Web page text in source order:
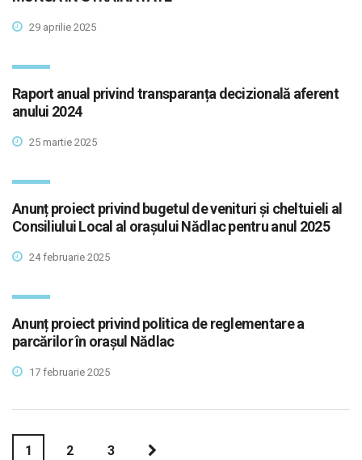
29 aprilie 2025
Raport anual privind transparanța decizională aferent
anului 2024
25 martie 2025
Anunț proiect privind bugetul de venituri și cheltuieli al
Consiliului Local al orașului Nădlac pentru anul 2025
24 februarie 2025
Anunț proiect privind politica de reglementare a
parcărilor în orașul Nădlac
17 februarie 2025
1 2 3